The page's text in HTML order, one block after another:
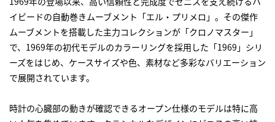
イビードの自動巻きムーブメント「エル・プリメロ」。その傑作
ムーブメントを搭載した主力コレクションが「クロノマスター」
で、1969年の初代モデルのカラーリングを採用した「1969」シリ
ーズをはじめ、ケースサイズや色、素材など多彩なバリエーション
で展開されています。
時計の心臓部の動きが確認できるオープン仕様のモデルは特に高